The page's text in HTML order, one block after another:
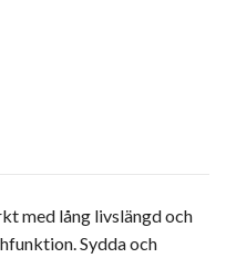
med lång livslängd och
Sydda och